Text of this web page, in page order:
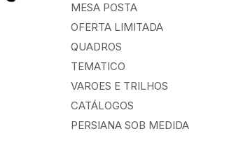
MESA POSTA
OFERTA LIMITADA
QUADROS
TEMATICO
VAROES E TRILHOS
CATÁLOGOS
PERSIANA SOB MEDIDA